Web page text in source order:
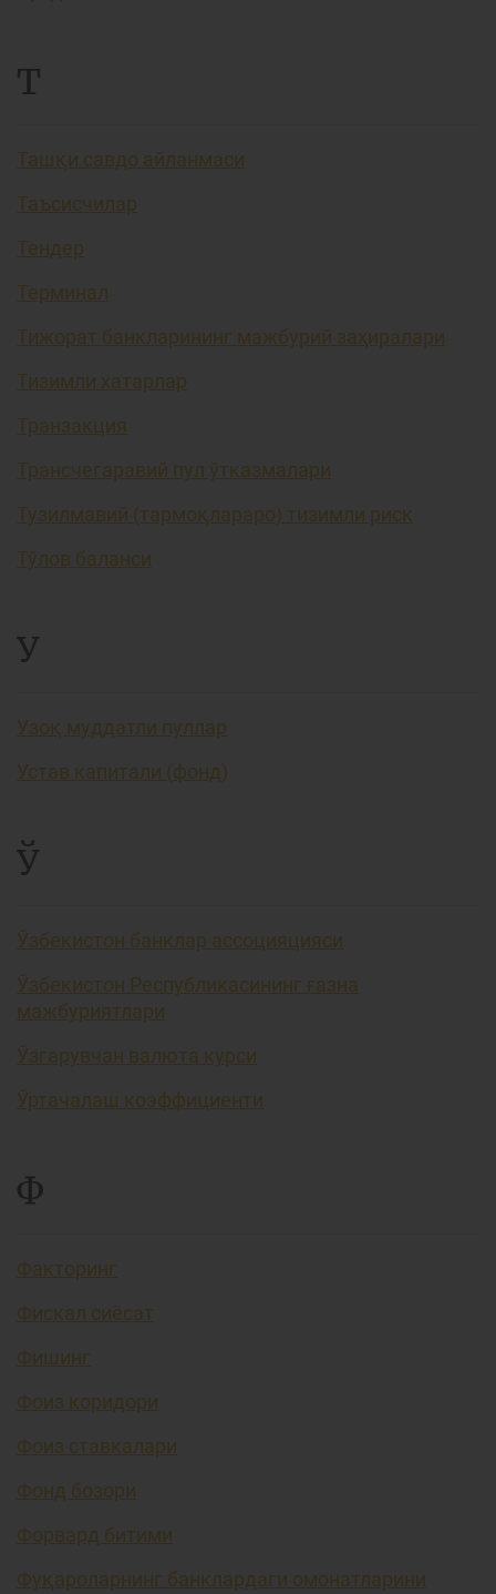
Т
Ташқи савдо айланмаси
Таъсисчилар
Тендер
Терминал
Тижорат банкларининг мажбурий заҳиралари
Тизимли хатарлар
Транзакция
Трансчегаравий пул ўтказмалари
Тузилмавий (тармоқлараро) тизимли риск
Тўлов баланси
У
Узоқ муддатли пуллар
Устав капитали (фонд)
Ў
Ўзбекистон банклар ассоцияцияси
Ўзбекистон Республикасининг ғазна
мажбуриятлари
Ўзгарувчан валюта курси
Ўртачалаш коэффициенти
Ф
Факторинг
Фискал сиёсат
Фишинг
Фоиз коридори
Фоиз ставкалари
Фонд бозори
Форвард битими
Фуқароларнинг банклардаги омонатларини